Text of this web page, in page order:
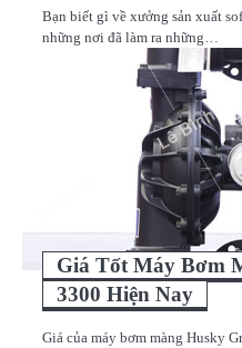
Bạn biết gì về xưởng sản xuất
những nơi đã làm ra những…
Giá Tốt Máy Bơm
3300 Hiện Nay
Giá của máy bơm màng Husky